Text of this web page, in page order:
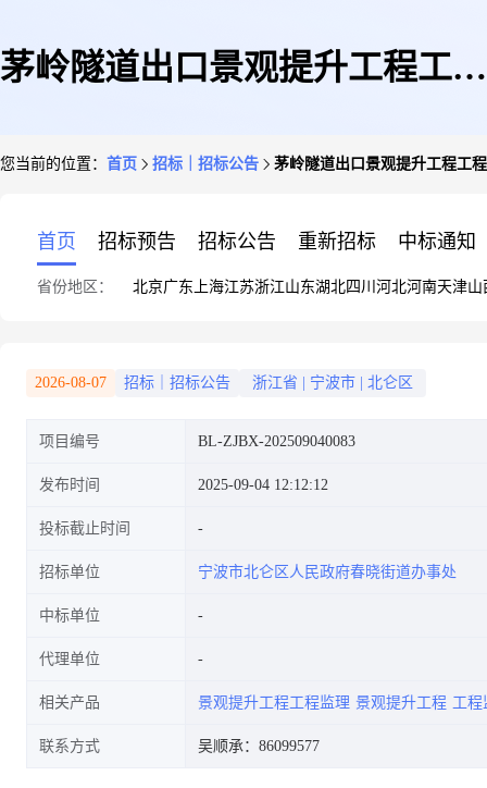
茅岭隧道出口景观提升工程工程
您当前的位置： 首页 招标｜招标公告 茅岭隧道出口景观提升工程工
首页 招标预告 招标公告 重新招标 中标通知
省份地区： 北京广东 上海江苏浙江山东湖北四川 河北河南天津山
2026-08-07 招标｜招标公告 浙江省 宁波市 北仑区
项目编号 BL-ZJBX-202509040083
发布时间 2025-09-04 12:12:12
投标截止时间
招标单位 宁波市北仑区人民政府春晓街道办事处
中标单位
代理单位
相关产品 景观提升工程工程监理 景观提升工程 工程
联系方式 吴顺承：86099577